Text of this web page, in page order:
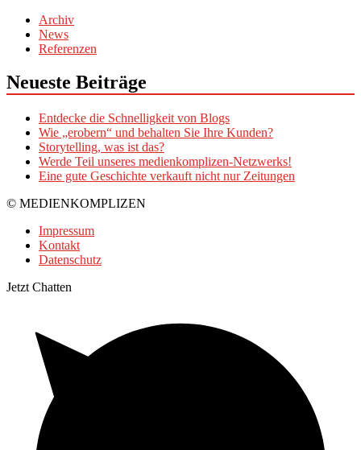
Archiv
News
Referenzen
Neueste Beiträge
Entdecke die Schnelligkeit von Blogs
Wie „erobern“ und behalten Sie Ihre Kunden?
Storytelling, was ist das?
Werde Teil unseres medienkomplizen-Netzwerks!
Eine gute Geschichte verkauft nicht nur Zeitungen
© MEDIENKOMPLIZEN
Impressum
Kontakt
Datenschutz
Jetzt Chatten